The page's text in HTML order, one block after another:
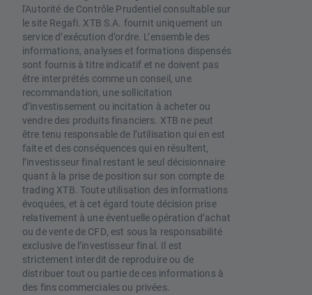
l'Autorité de Contrôle Prudentiel consultable sur
le site Regafi. XTB S.A. fournit uniquement un
service d’exécution d’ordre. L’ensemble des
informations, analyses et formations dispensés
sont fournis à titre indicatif et ne doivent pas
être interprétés comme un conseil, une
recommandation, une sollicitation
d’investissement ou incitation à acheter ou
vendre des produits financiers. XTB ne peut
être tenu responsable de l’utilisation qui en est
faite et des conséquences qui en résultent,
l’investisseur final restant le seul décisionnaire
quant à la prise de position sur son compte de
trading XTB. Toute utilisation des informations
évoquées, et à cet égard toute décision prise
relativement à une éventuelle opération d’achat
ou de vente de CFD, est sous la responsabilité
exclusive de l’investisseur final. Il est
strictement interdit de reproduire ou de
distribuer tout ou partie de ces informations à
des fins commerciales ou privées.